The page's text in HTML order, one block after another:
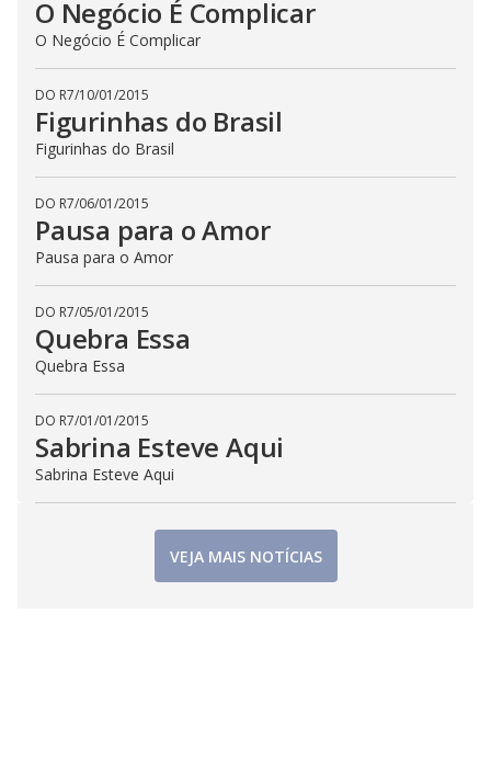
O Negócio É Complicar
O Negócio É Complicar
DO R7/10/01/2015
Figurinhas do Brasil
Figurinhas do Brasil
DO R7/06/01/2015
Pausa para o Amor
Pausa para o Amor
DO R7/05/01/2015
Quebra Essa
Quebra Essa
DO R7/01/01/2015
Sabrina Esteve Aqui
Sabrina Esteve Aqui
VEJA MAIS NOTÍCIAS